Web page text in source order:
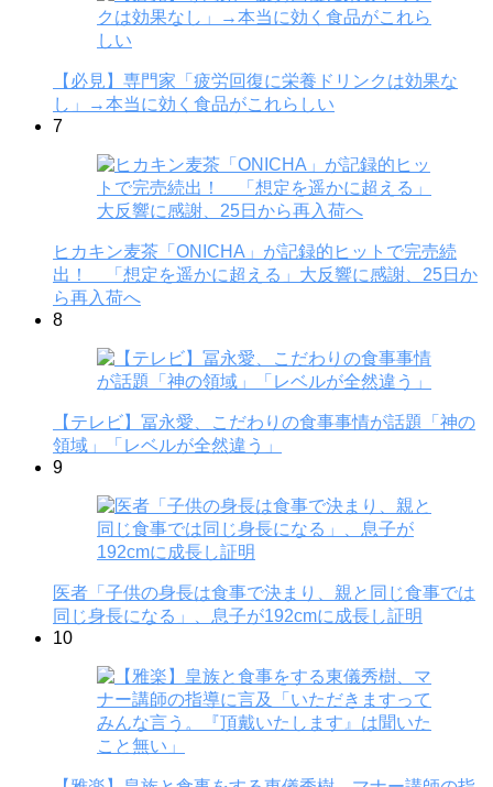
【必見】専門家「疲労回復に栄養ドリンクは効果な
し」→本当に効く食品がこれらしい
7
ヒカキン麦茶「ONICHA」が記録的ヒットで完売続
出！ 「想定を遥かに超える」大反響に感謝、25日か
ら再入荷へ
8
【テレビ】冨永愛、こだわりの食事事情が話題「神の
領域」「レベルが全然違う」
9
医者「子供の身長は食事で決まり、親と同じ食事では
同じ身長になる」、息子が192cmに成長し証明
10